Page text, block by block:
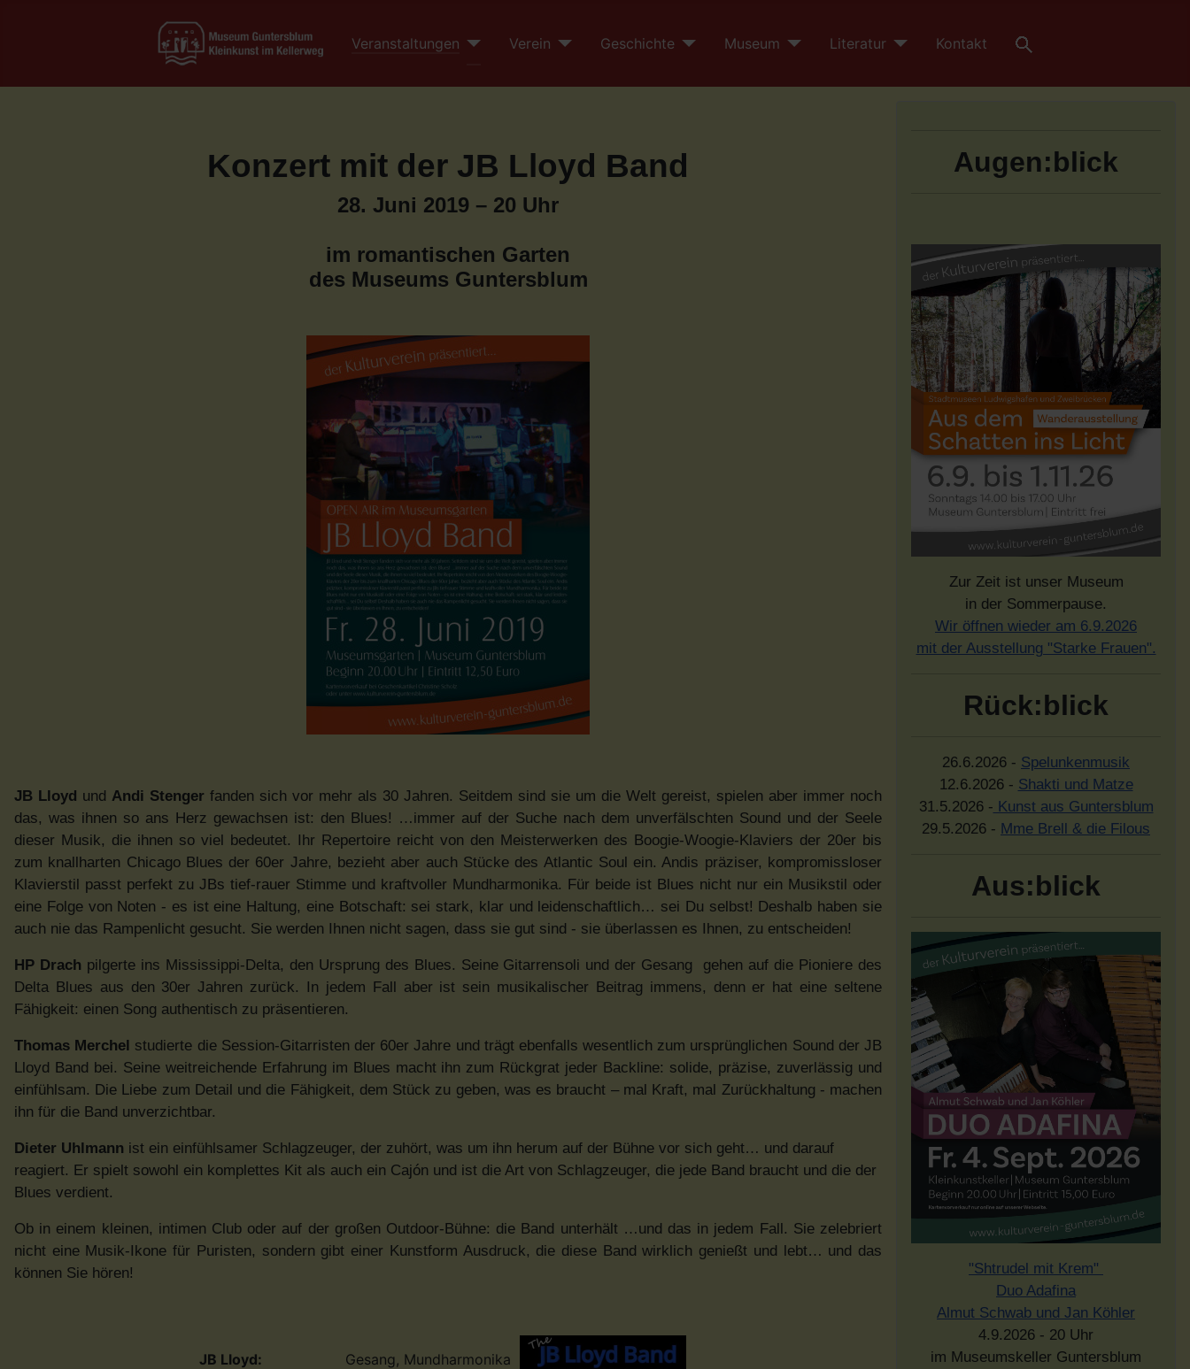
Veranstaltungen Verein Geschichte Museum Literatur Kontakt
Konzert mit der JB Lloyd Band
28. Juni 2019 – 20 Uhr
im romantischen Garten
des Museums Guntersblum
JB Lloyd und Andi Stenger fanden sich vor mehr als 30 Jahren. Seitdem sind sie um die Welt gereist, spielen aber immer noch
das, was ihnen so ans Herz gewachsen ist: den Blues! …immer auf der Suche nach dem unverfälschten Sound und der Seele
dieser Musik, die ihnen so viel bedeutet. Ihr Repertoire reicht von den Meisterwerken des Boogie-Woogie-Klaviers der 20er bis
zum knallharten Chicago Blues der 60er Jahre, bezieht aber auch Stücke des Atlantic Soul ein. Andis präziser, kompromissloser
Klavierstil passt perfekt zu JBs tief-rauer Stimme und kraftvoller Mundharmonika. Für beide ist Blues nicht nur ein Musikstil oder
eine Folge von Noten - es ist eine Haltung, eine Botschaft: sei stark, klar und leidenschaftlich… sei Du selbst! Deshalb haben sie
auch nie das Rampenlicht gesucht. Sie werden Ihnen nicht sagen, dass sie gut sind - sie überlassen es Ihnen, zu entscheiden!
HP Drach pilgerte ins Mississippi-Delta, den Ursprung des Blues. Seine Gitarrensoli und der Gesang gehen auf die Pioniere des
Delta Blues aus den 30er Jahren zurück. In jedem Fall aber ist sein musikalischer Beitrag immens, denn er hat eine seltene
Fähigkeit: einen Song authentisch zu präsentieren.
Thomas Merchel studierte die Session-Gitarristen der 60er Jahre und trägt ebenfalls wesentlich zum ursprünglichen Sound der JB
Lloyd Band bei. Seine weitreichende Erfahrung im Blues macht ihn zum Rückgrat jeder Backline: solide, präzise, zuverlässig und
einfühlsam. Die Liebe zum Detail und die Fähigkeit, dem Stück zu geben, was es braucht – mal Kraft, mal Zurückhaltung - machen
ihn für die Band unverzichtbar.
Dieter Uhlmann ist ein einfühlsamer Schlagzeuger, der zuhört, was um ihn herum auf der Bühne vor sich geht… und darauf
reagiert. Er spielt sowohl ein komplettes Kit als auch ein Cajón und ist die Art von Schlagzeuger, die jede Band braucht und die der
Blues verdient.
Ob in einem kleinen, intimen Club oder auf der großen Outdoor-Bühne: die Band unterhält …und das in jedem Fall. Sie zelebriert
nicht eine Musik-Ikone für Puristen, sondern gibt einer Kunstform Ausdruck, die diese Band wirklich genießt und lebt… und das
können Sie hören!
JB Lloyd:
Gesang, Mundharmonika
Augen:blick
Zur Zeit ist unser Museum
in der Sommerpause.
Wir öffnen wieder am 6.9.2026
mit der Ausstellung "Starke Frauen".
Rück:blick
26.6.2026 - Spelunkenmusik
12.6.2026 - Shakti und Matze
31.5.2026 - Kunst aus Guntersblum
29.5.2026 - Mme Brell & die Filous
Aus:blick
"Shtrudel mit Krem"
Duo Adafina
Almut Schwab und Jan Köhler
4.9.2026 - 20 Uhr
im Museumskeller Guntersblum